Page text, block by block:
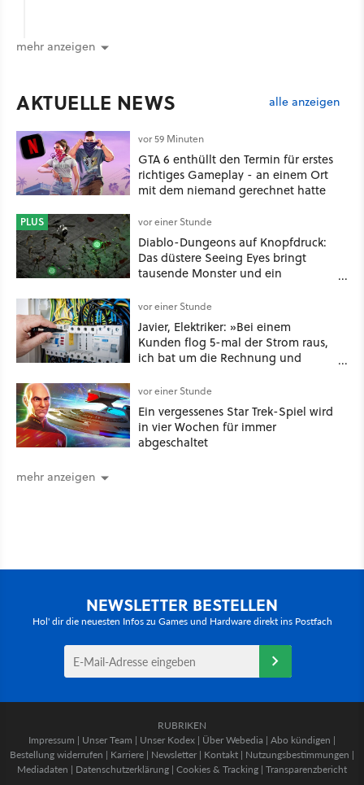
mehr anzeigen
AKTUELLE NEWS alle anzeigen
vor 59 Minuten
GTA 6 enthüllt den Termin für erstes
richtiges Gameplay - an einem Ort
mit dem niemand gerechnet hatte
PLUS vor einer Stunde
Diablo-Dungeons auf Knopfdruck:
Das düstere Seeing Eyes bringt
tausende Monster und ein
Spieler feuern
vor einer Stunde
Javier, Elektriker: »Bei einem
Kunden flog 5-mal der Strom raus,
ich bat um die Rechnung und
eine unterschiedliche vertragliche
Leistung hatte«
vor einer Stunde
Ein vergessenes Star Trek-Spiel wird
in vier Wochen für immer
abgeschaltet
mehr anzeigen
NEWSLETTER BESTELLEN
Hol' dir die neuesten Infos zu Games und Hardware direkt ins Postfach
RUBRIKEN
Impressum | Unser Team | Unser Kodex | Über Webedia | Abo kündigen |
Bestellung widerrufen | Karriere | Newsletter | Kontakt | Nutzungsbestimmungen |
Mediadaten | Datenschutzerklärung | Cookies & Tracking | Transparenzbericht